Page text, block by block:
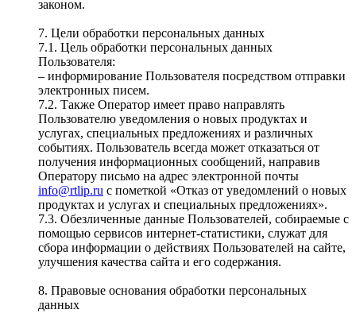
законом.
7. Цели обработки персональных данных
7.1. Цель обработки персональных данных
Пользователя:
– информирование Пользователя посредством отправки
электронных писем.
7.2. Также Оператор имеет право направлять
Пользователю уведомления о новых продуктах и
услугах, специальных предложениях и различных
событиях. Пользователь всегда может отказаться от
получения информационных сообщений, направив
Оператору письмо на адрес электронной почты
info@rtlip.ru с пометкой «Отказ от уведомлений о новых
продуктах и услугах и специальных предложениях».
7.3. Обезличенные данные Пользователей, собираемые с
помощью сервисов интернет-статистики, служат для
сбора информации о действиях Пользователей на сайте,
улучшения качества сайта и его содержания.
8. Правовые основания обработки персональных
данных